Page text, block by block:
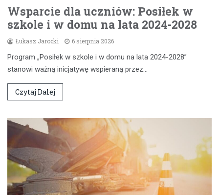
Wsparcie dla uczniów: Posiłek w
szkole i w domu na lata 2024-2028
Łukasz Jarocki 6 sierpnia 2026
Program „Posiłek w szkole i w domu na lata 2024-2028”
stanowi ważną inicjatywę wspieraną przez…
Czytaj Dalej